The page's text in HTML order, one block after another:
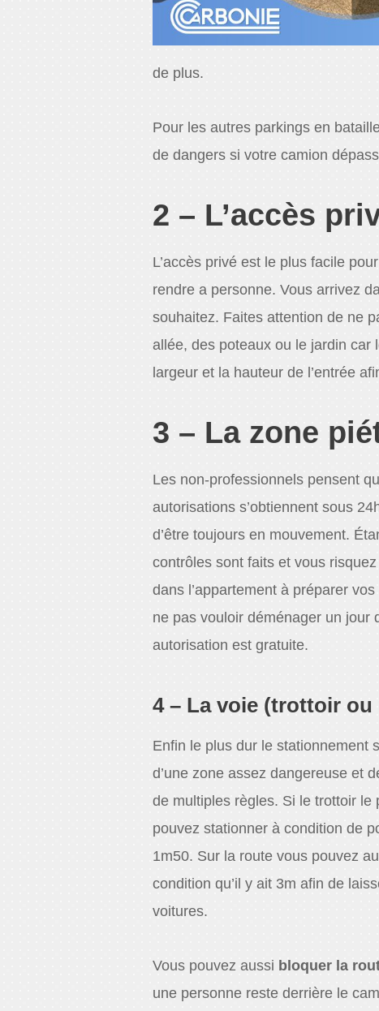
de plus.
Pour les autres parkings en
de dangers si votre camion
2 – L’accès
L’accès privé est le plus facile pour
rendre a personne. Vous arrivez
souhaitez. Faites attention de ne
allée, des poteaux ou le jardin car
largeur et la hauteur de l’entrée
3 – La zone
Les non-professionnels pensent
autorisations s’obtiennent sous
d’être toujours en mouvement.
contrôles sont faits et vous
dans l’appartement à préparer
ne pas vouloir déménager un jour
autorisation est gratuite.
4 – La voie (trottoir ou
Enfin le plus dur le stationnement
d’une zone assez dangereuse et
de multiples règles. Si le trottoir le
pouvez stationner à condition de
1m50. Sur la route vous pouvez
condition qu’il y ait 3m afin de
voitures.
Vous pouvez aussi bloquer la
une personne reste derrière le